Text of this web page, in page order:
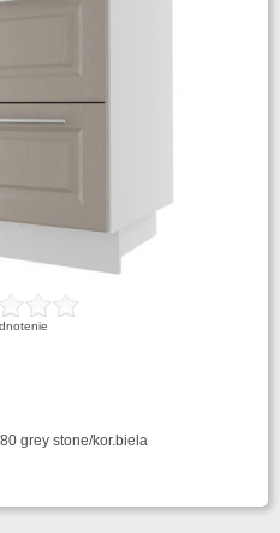
grey stone/kor.biela